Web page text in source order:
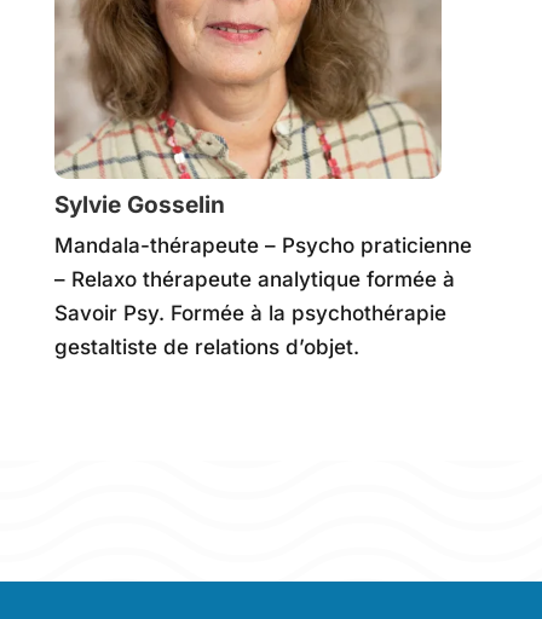
Sylvie Gosselin
Mandala-thérapeute – Psycho praticienne
– Relaxo thérapeute analytique formée à
Savoir Psy. Formée à la psychothérapie
gestaltiste de relations d’objet.